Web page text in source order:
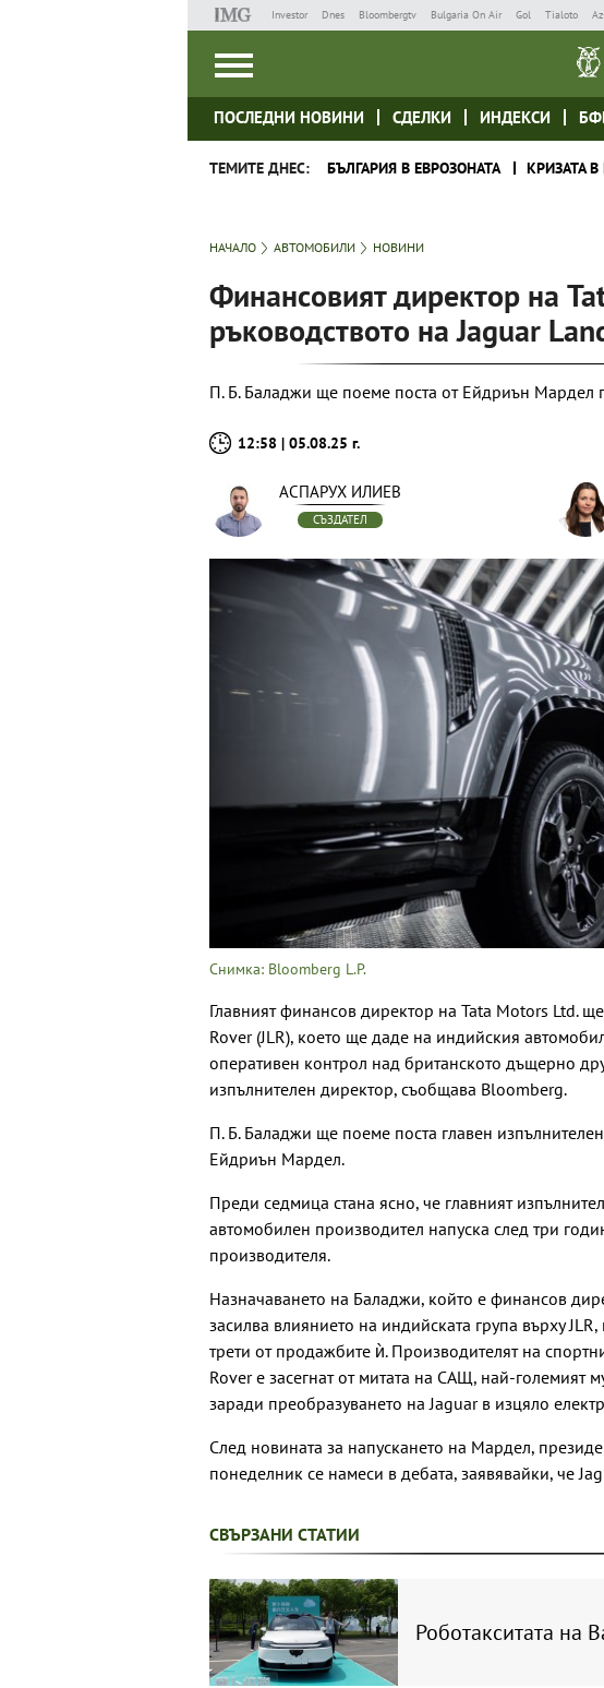
Investor Dnes Bloombergtv Bulgaria On Air Gol Tialoto
ПОСЛЕДНИ НОВИНИ СДЕЛКИ ИНДЕКСИ
ТЕМИТЕ ДНЕС: БЪЛГАРИЯ В ЕВРОЗОНАТА КРИЗАТА В
НАЧАЛО АВТОМОБИЛИ НОВИНИ
Финансовият директор на
ръководството на Jaguar
П. Б. Баладжи ще поеме поста от Ейдриън Мардел
12:58 | 05.08.25 г.
АСПАРУХ ИЛИЕВ
СЪЗДАТЕЛ
Снимка: Bloomberg L.P.
Главният финансов директор на Tata Motors Ltd.
Rover (JLR), което ще даде на индийския
оперативен контрол над британското дъщерно
изпълнителен директор, съобщава Bloomberg.
П. Б. Баладжи ще поеме поста главен
Ейдриън Мардел.
Преди седмица стана ясно, че главният
автомобилен производител напуска след три
производителя.
Назначаването на Баладжи, който е финансов
засилва влиянието на индийската група върху
трети от продажбите ѝ. Производителят на
Rover е засегнат от митата на САЩ, най-големият
заради преобразуването на Jaguar в изцяло
След новината за напускането на Мардел,
понеделник се намеси в дебата, заявявайки, че
СВЪРЗАНИ СТАТИИ
Роботакситата на